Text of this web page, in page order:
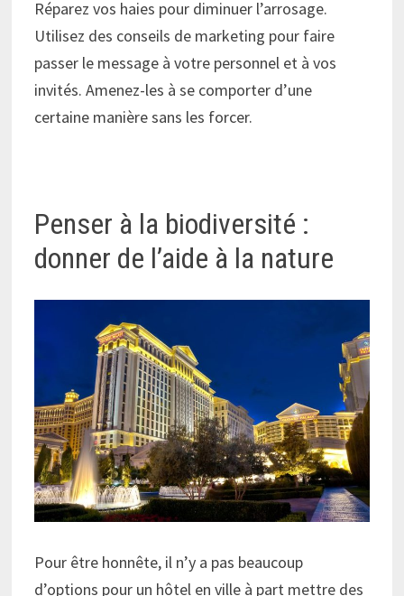
Réparez vos haies pour diminuer l’arrosage.
Utilisez des conseils de marketing pour faire
passer le message à votre personnel et à vos
invités. Amenez-les à se comporter d’une
certaine manière sans les forcer.
Penser à la biodiversité :
donner de l’aide à la nature
Pour être honnête, il n’y a pas beaucoup
d’options pour un hôtel en ville à part mettre des